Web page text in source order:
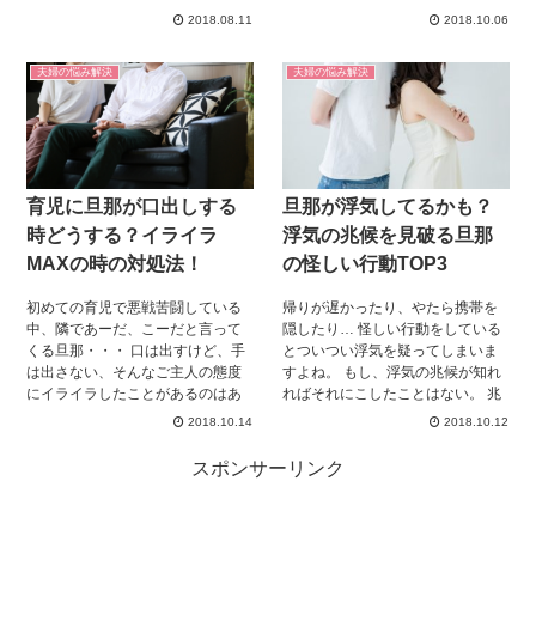
の道を選ぶかの3択しかありませ
もわかります。 子供のためにもな
んとか夫婦関係の修復を図りたい
と思うのも本心でしょうね。そん
な悩めるあなたのために、仮面夫
婦を修復し離婚を回避する方法を
探ってみたいと思います。
2018.08.11
時は手が震え、 鼓動が早くなり、
「離婚だ！」 「こんな旦那とはも
う無理！」 「私ってなんでここに
いるんだろう・・・」 いろんな考
えが頭をよぎりました。 友達や、
信頼できる人にも相談しました。
主人の実家にも話しました。 主人
の浮気発覚から早11年。 夫婦関係
を再構築し、今では何のわだかま
りもなかったかのように過ごして
います。 もちろん、簡単な道では
当に再構築していいのか何度も問
われ、離婚を勧められたりもしま
した。 何度も泣きましたし、情緒
不安定な時期もありました。 それ
でも、私は私と子どものために自
分で再構築を選びました。 夫婦関
らくは、 『許す』ということが、
2018.10.06
夫婦の悩み解決
育児に旦那が口出しする
時どうする？イライラ
MAXの時の対処法！
初めての育児で悪戦苦闘している
中、隣であーだ、こーだと言って
くる旦那・・・ 口は出すけど、手
は出さない、そんなご主人の態度
にイライラしたことがあるのはあ
なただけではありません！ 四六時
時間も十分とれない中 その子のリ
ズムだんだんわかり、ペースがつ
2018.10.14
夫婦の悩み解決
旦那が浮気してるかも？
浮気の兆候を見破る旦那
の怪しい行動TOP3
帰りが遅かったり、やたら携帯を
隠したり… 怪しい行動をしている
とついつい浮気を疑ってしまいま
すよね。 もし、浮気の兆候が知れ
ればそれにこしたことはない。 兆
候を知りたいという奥様必見！ 旦
破る方法について紹介します。 参
考にしてくださいね。
2018.10.12
スポンサーリンク